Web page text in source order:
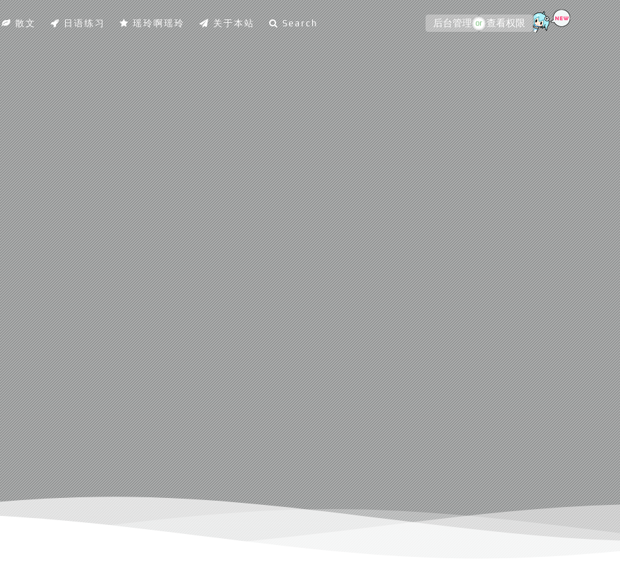
散文 日语练习 瑶玲啊瑶玲 关于本站 Search 后台管理 or 查看权限